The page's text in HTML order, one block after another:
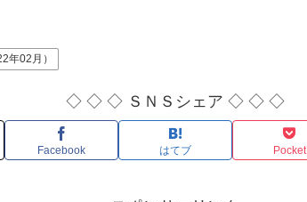
年02月）
◇ ◇ ◇ ＳＮＳシェア ◇ ◇ ◇
Facebook はてブ Pocket